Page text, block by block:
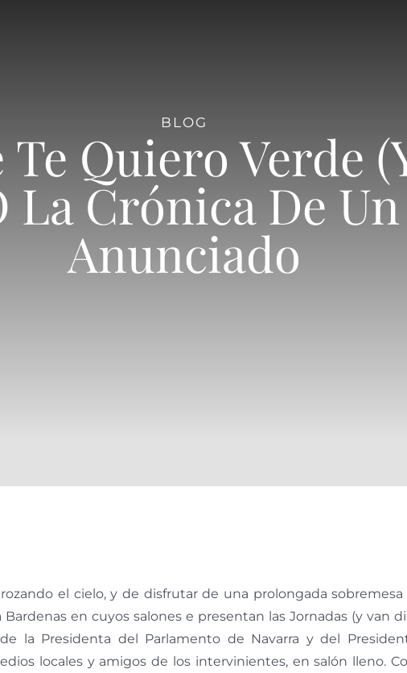
BLOG
Te Quiero Verde
La Crónica De
Anunciado
el cielo, y de disfrutar de una prolongada
en cuyos salones e presentan las Jornadas (y van
la Presidenta del Parlamento de Navarra y del
locales y amigos de los intervinientes, en salón lleno.